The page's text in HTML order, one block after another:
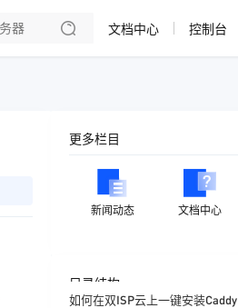
香港精品CN2云
文档中心 控制台
更多栏目
新闻动态 文档中心
目录结构
如何在双ISP云上一键安装Caddy